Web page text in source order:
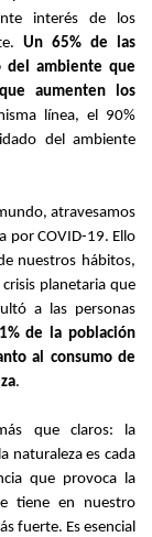
interés de los
Un 65% de las
del ambiente que
aumenten los
línea, el 90%
del ambiente
atravesamos
por COVID-19. Ello
nuestros hábitos,
planetaria que
a las personas
de la población
al consumo de
.
que claros: la
naturaleza es cada
que provoca la
tiene en nuestro
fuerte. Es esencial